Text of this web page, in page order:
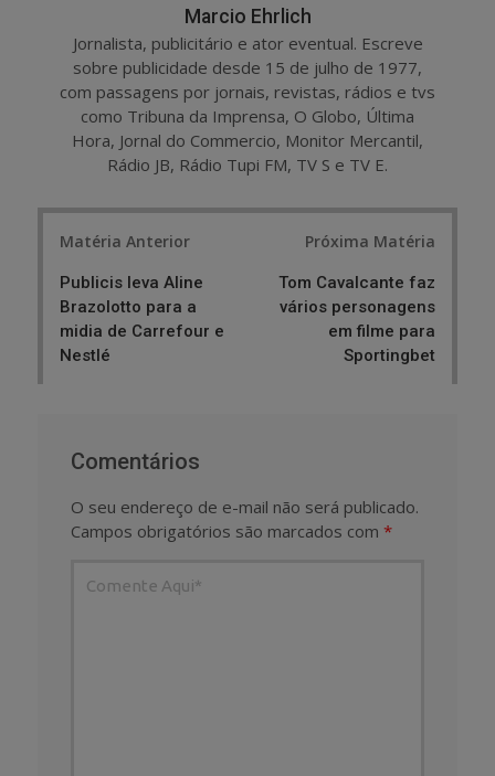
Marcio Ehrlich
Jornalista, publicitário e ator eventual. Escreve
sobre publicidade desde 15 de julho de 1977,
com passagens por jornais, revistas, rádios e tvs
como Tribuna da Imprensa, O Globo, Última
Hora, Jornal do Commercio, Monitor Mercantil,
Rádio JB, Rádio Tupi FM, TV S e TV E.
Matéria Anterior
Publicis leva Aline
Brazolotto para a
midia de Carrefour e
Nestlé
Próxima Matéria
Tom Cavalcante faz
vários personagens
em filme para
Sportingbet
Comentários
O seu endereço de e-mail não será publicado.
Campos obrigatórios são marcados com *